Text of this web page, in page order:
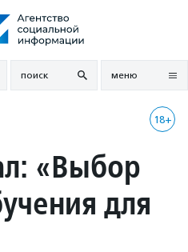
поиск меню
18+
«Выбор
для